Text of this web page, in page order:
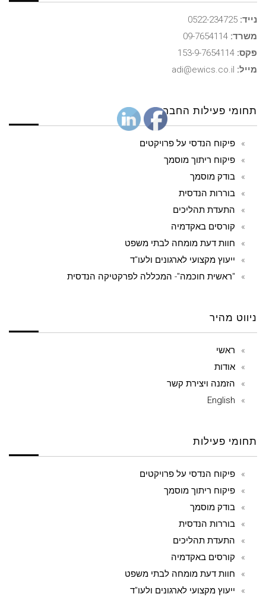
נייד:
משרד:
פקס:
מייל:
תחומי פעילות החברה
פיקוח הנדסי על פרויקטים
פיקוח ריתוך מוסמך
בודק מוסמך
בוררות הנדסית
התעדת תהליכים
קורסים באקדמיה
חוות דעת מומחה לבתי משפט
ייעוץ מקצועי לארגונים ולעו"ד
"ראשית חוכמה"- המכללה לפרקטיקה הנדסית
ניווט מהיר
ראשי
אודות
הזמנה ויצירת קשר
English
תחומי פעילות
פיקוח הנדסי על פרויקטים
פיקוח ריתוך מוסמך
בודק מוסמך
בוררות הנדסית
התעדת תהליכים
קורסים באקדמיה
חוות דעת מומחה לבתי משפט
ייעוץ מקצועי לארגונים ולעו"ד